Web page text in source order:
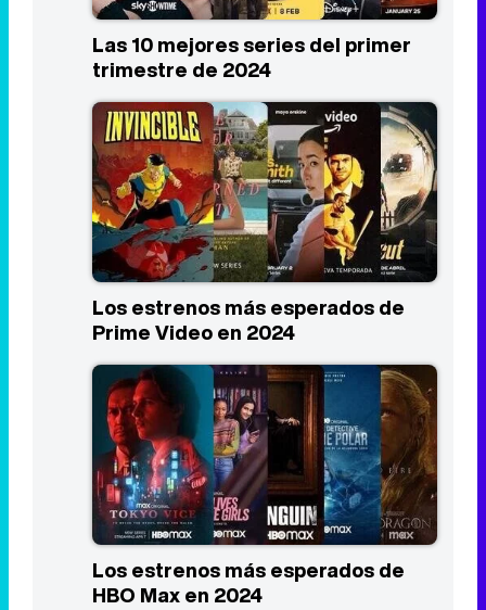
Las 10 mejores series del primer
trimestre de 2024
Los estrenos más esperados de
Prime Video en 2024
Los estrenos más esperados de
HBO Max en 2024